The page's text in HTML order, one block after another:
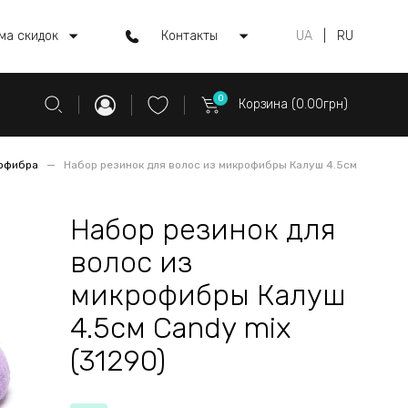
скидок Контакты UA RU
0 Корзина (0.00грн)
Набор резинок для волос из микрофибры Калуш 4.5см
Набор резинок для
волос из
микрофибры Калуш
4.5см Candy mix
(31290)